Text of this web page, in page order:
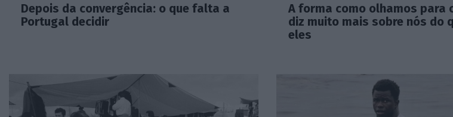
Depois da convergência: o que falta a
Portugal decidir
A forma como olhamos para
diz muito mais sobre nós do
eles